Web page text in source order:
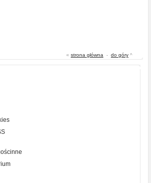
« strona główna - do góry ^